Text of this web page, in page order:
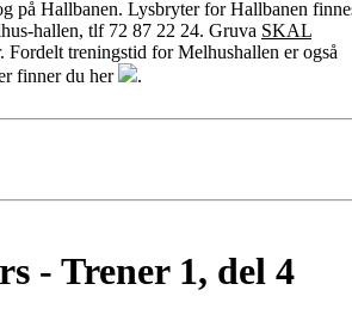
på Hallbanen. Lysbryter for Hallbanen
hallen, tlf 72 87 22 24. Gruva SKAL
Fordelt treningstid for Melhushallen er også
finner du her
.
- Trener 1, del 4